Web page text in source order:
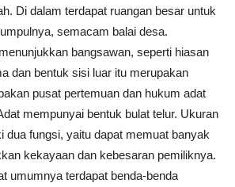
Di dalam terdapat ruangan besar untuk
semacam balai desa.
bangsawan, seperti hiasan
dan bentuk sisi luar itu merupakan
pusat pertemuan dan hukum adat
mempunyai bentuk bulat telur. Ukuran
dua fungsi, yaitu dapat memuat banyak
kekayaan dan kebesaran pemiliknya.
umumnya terdapat benda-benda